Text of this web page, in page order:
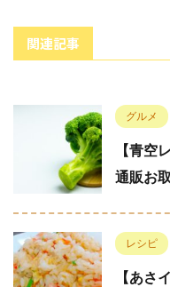
関連記事
グルメ
【青空
通販お
レシピ
【あさ